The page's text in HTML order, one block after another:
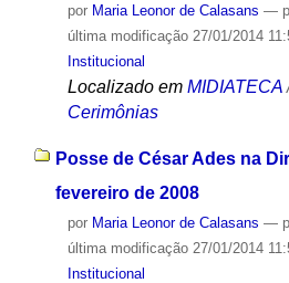
por Maria Leonor de Calasans —
última modificação27/01/2014
Institucional
Localizado em MIDIATECA
Cerimônias
Posse de César Ades na
fevereiro de 2008
por Maria Leonor de Calasans —
última modificação27/01/2014
Institucional